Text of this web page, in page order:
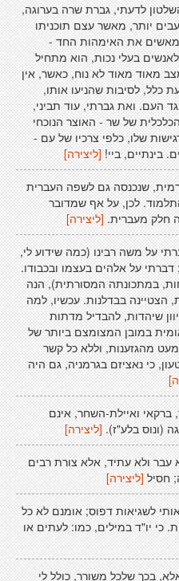
לדעתי, גברת שרה בערוגה,
יותר, מאשר עצם תוכניתו
מאשים את האימהות החד -
לאנשים בעלי נכות, הוא מתחיל
מאוד מאוד לא נוח, כאשר, אין
כלל, לסיבות שהניעו אותו,
העם. ואת גברתי, עוד תביני,
של שר - האוצר הנוכחי
שלו, כלפי צרכיו של עם -
בינתיים, ביי! [ליצירה]
שנכנסה גם לשפה העברית
לכן, על אף שמדובר
חלק מעברית. [ליצירה]
על משה רבינו (כמה שידוע לי,
על אלהים בעצמו ובכבודו.
במתכונתה המסורתית), הנה
הצטיינה בבדלנות. עכשיו, למה
שיהדות, להבדיל מדתות
במובן המצומצם ביותר של
מהגזענות, וללא כל קשר
כי נאציזם בגרמניה, גם היה
ברקאי ואיילת-השחר, אינם
(ונוס בלע"ז). [ליצירה]
עבר ולא עתיד, אלא צורת רבים
חסיל [ליצירה]
לשגיאות דפוס; אומנם לא כל
כי יו"ד במילים, כמו: לעתים או
בכך שלכל משורר, כולל לי